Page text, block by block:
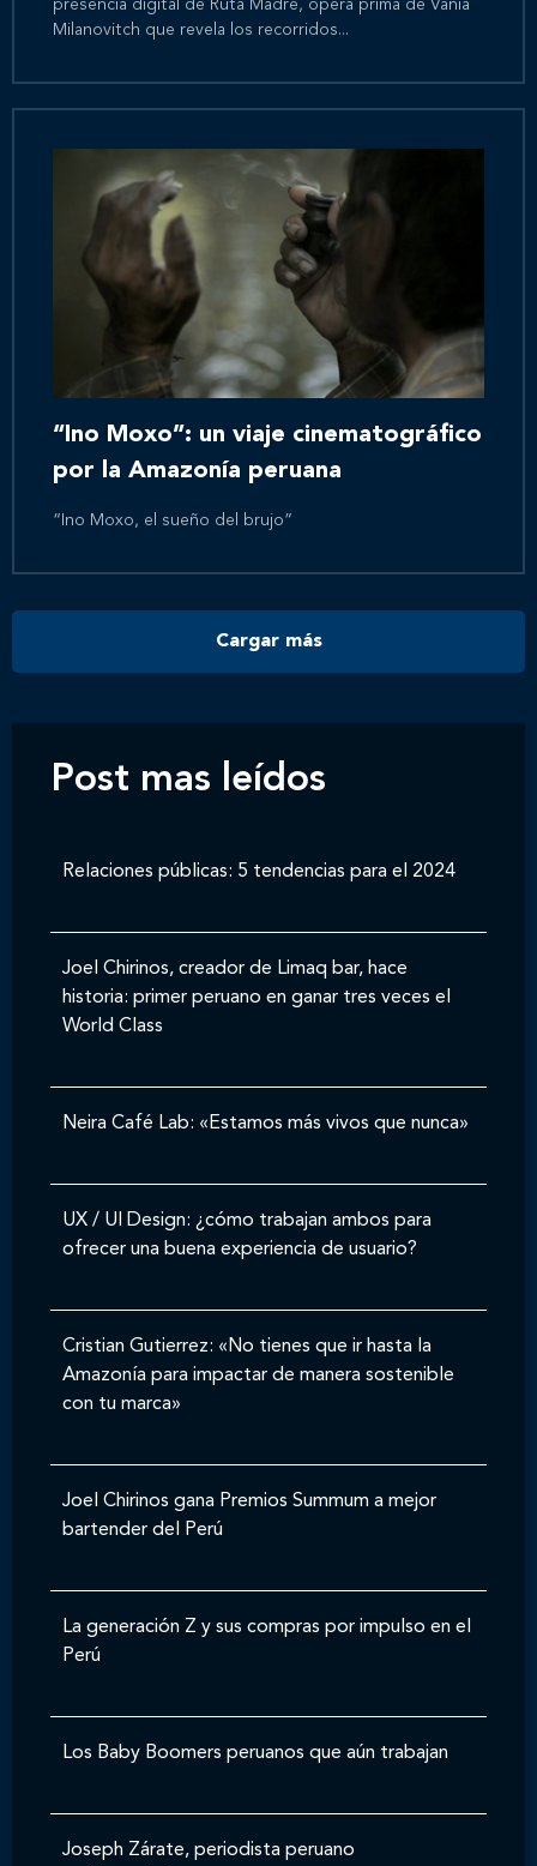
Inicio
Nosotros
Nuestros servicios
Nuestros clientes
Novedades
Contáctanos
presencia digital de Ruta Madre, ópera prima de Vania
Milanovitch que revela los recorridos...
“Ino Moxo”: un viaje cinematográfico
por la Amazonía peruana
“Ino Moxo, el sueño del brujo”
Cargar más
Post mas leídos
Relaciones públicas: 5 tendencias para el 2024
Joel Chirinos, creador de Limaq bar, hace
historia: primer peruano en ganar tres veces el
World Class
Neira Café Lab: «Estamos más vivos que nunca»
UX / UI Design: ¿cómo trabajan ambos para
ofrecer una buena experiencia de usuario?
Cristian Gutierrez: «No tienes que ir hasta la
Amazonía para impactar de manera sostenible
con tu marca»
Joel Chirinos gana Premios Summum a mejor
bartender del Perú
La generación Z y sus compras por impulso en el
Perú
Los Baby Boomers peruanos que aún trabajan
Joseph Zárate, periodista peruano